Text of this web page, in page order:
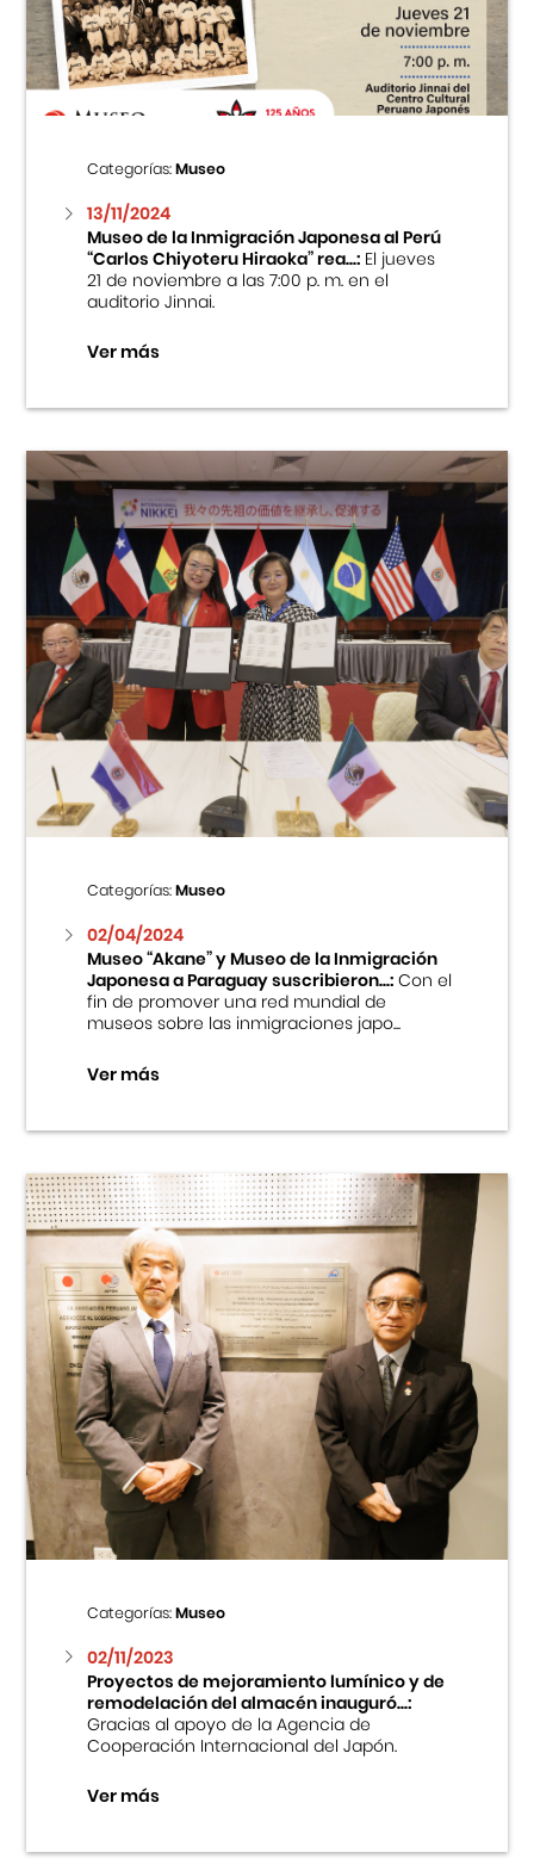
Centro Cultural Peruano Japonés
Cursos
Museo de la Inmigración Japonesa
Fondo Editorial
Teatro Peruano Japonés
Categorías:Museo
13/11/2024
Museo de la Inmigración Japonesa al Perú
“Carlos Chiyoteru Hiraoka” rea...:El jueves
21 de noviembre a las 7:00 p. m. en el
auditorio Jinnai.
Ver más
Categorías:Museo
02/04/2024
Museo “Akane” y Museo de la Inmigración
Japonesa a Paraguay suscribieron...:Con el
fin de promover una red mundial de
museos sobre las inmigraciones japo...
Ver más
Categorías:Museo
02/11/2023
Proyectos de mejoramiento lumínico y de
remodelación del almacén inauguró...:
Gracias al apoyo de la Agencia de
Cooperación Internacional del Japón.
Ver más